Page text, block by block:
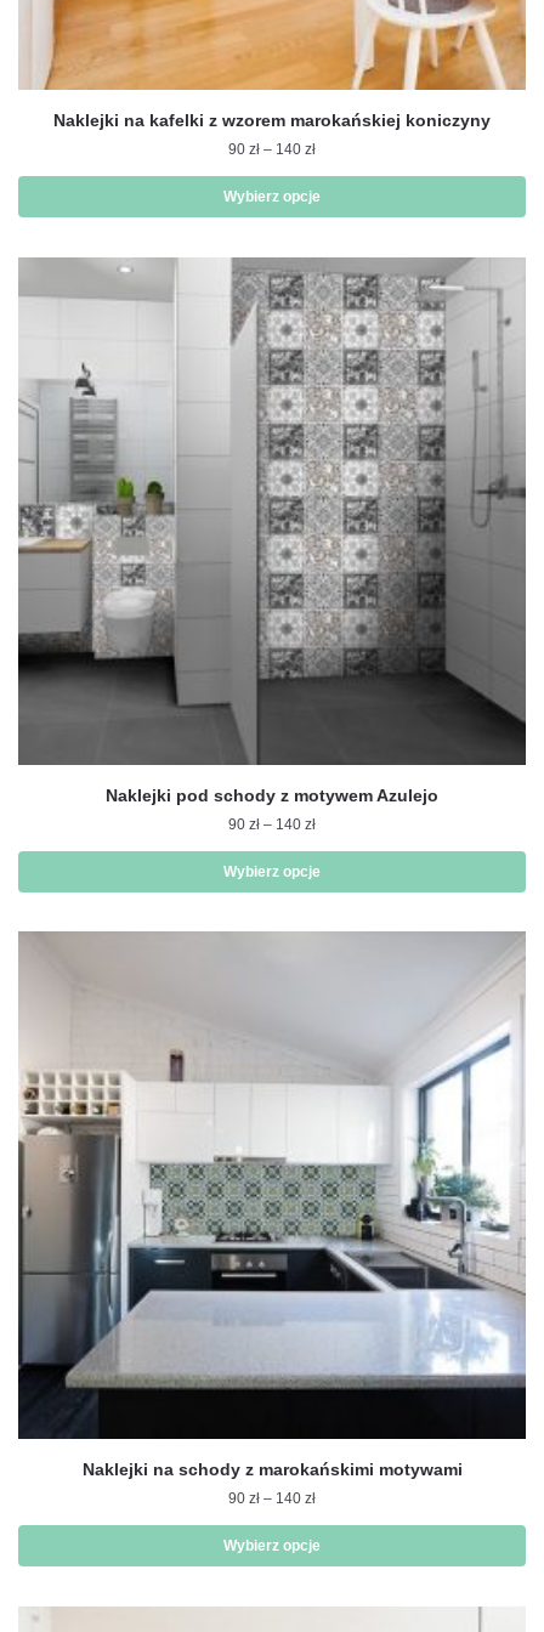
Naklejki na kafelki z wzorem marokańskiej koniczyny
90 zł – 140 złZakres
od
90 zł
140 zł
Wybierz opcje
produkt
ma
wiele
wariantów.
Opcje
można
wybrać
na
stronie
produktu
Naklejki pod schody z motywem Azulejo
90 zł – 140 złZakres
od
90 zł
Wybierz opcje
produkt
można
stronie
produktu
Naklejki na schody z marokańskimi motywami
90 zł – 140 złZakres
od
90 zł
Wybierz opcje
produkt